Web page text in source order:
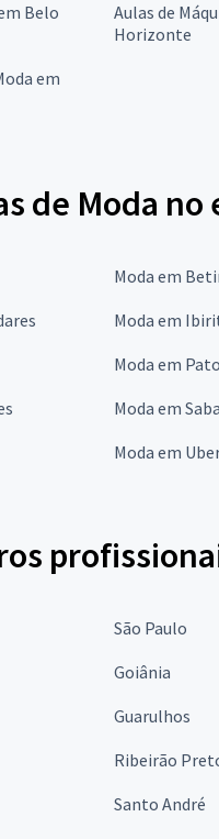
Belo
Aulas de
Horizonte
em
de Moda no
Moda em
Moda em
Moda em
Moda em
Moda em
São Paulo
Goiânia
Guarulhos
Ribeirão
Santo André